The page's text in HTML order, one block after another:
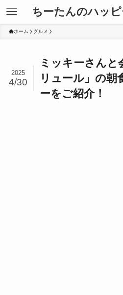
ちーたんのハッ
ホーム グルメ
ミッキーさんと
リュール」の朝
ーをご紹介！
2025
4/30